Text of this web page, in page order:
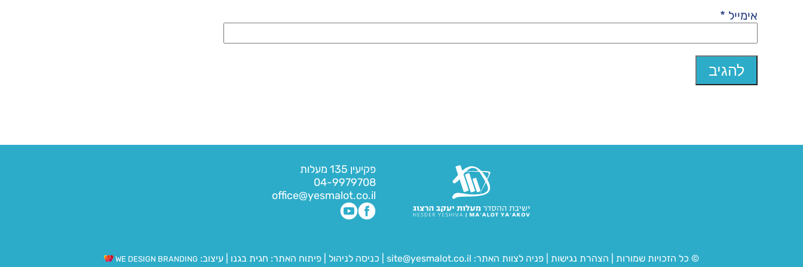
אימייל *
פקיעין 135 מעלות
04-9979708
office@yesmalot.co.il
© כל הזכויות שמורות הצהרת נגישות פניה לצוות האתר: site@yesmalot.co.il כניסה לניהול פיתוח האתר: חגית בגנו עיצוב: WE DESIGN BRANDING